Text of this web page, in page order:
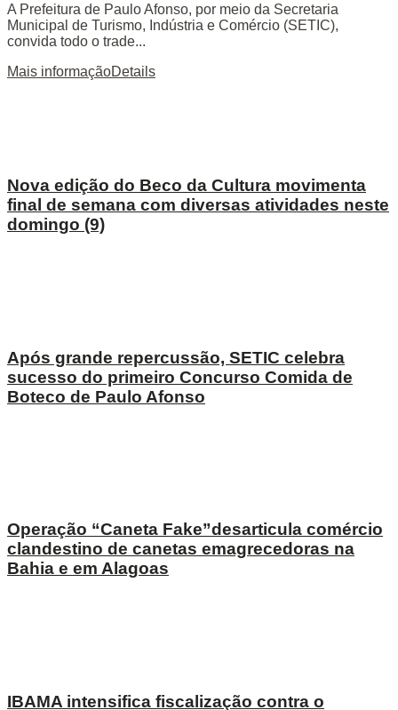
A Prefeitura de Paulo Afonso, por meio da Secretaria
Municipal de Turismo, Indústria e Comércio (SETIC),
convida todo o trade...
Mais informaçãoDetails
Nova edição do Beco da Cultura movimenta
final de semana com diversas atividades neste
domingo (9)
Após grande repercussão, SETIC celebra
sucesso do primeiro Concurso Comida de
Boteco de Paulo Afonso
Operação “Caneta Fake”desarticula comércio
clandestino de canetas emagrecedoras na
Bahia e em Alagoas
IBAMA intensifica fiscalização contra o